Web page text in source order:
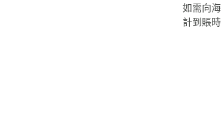
如需向
計到賬